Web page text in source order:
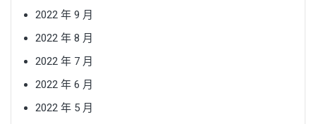
2022 年 9 月
2022 年 8 月
2022 年 7 月
2022 年 6 月
2022 年 5 月